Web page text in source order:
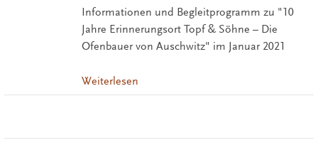
Informationen und Begleitprogramm zu "10
Jahre Erinnerungsort Topf & Söhne – Die
Ofenbauer von Auschwitz" im Januar 2021
Weiterlesen